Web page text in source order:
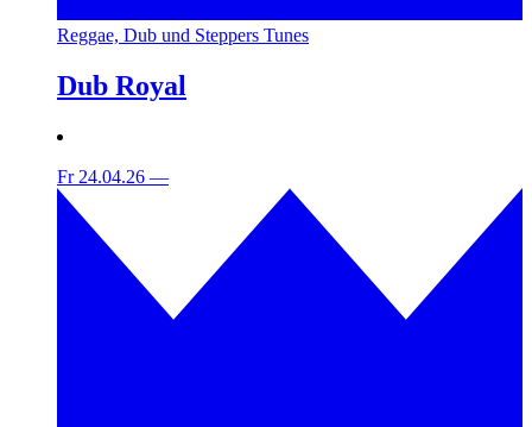
Reggae, Dub und Steppers Tunes
Dub Royal
Fr 24.04.26 —